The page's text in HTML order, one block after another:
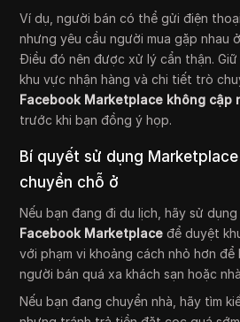
Ví dụ, người bán có thể gửi điện
nhưng yêu cầu người mua gặp nhau
Điều đó nên được xử lý cẩn thận. Giữ
khu vực nhận hàng và chi tiết trò
Facebook Marketplace không cập
trước khi bạn đồng ý họp.
Bí quyết sử dụng
chuyển chỗ ở
Nếu bạn đang đi du lịch, hãy sử
Facebook Marketplace để duyệt
với phạm vi khoảng cách nhỏ hơn
người bán quá xa khách sạn hoặc
Nếu bạn đang chuyển nhà, hãy tìm